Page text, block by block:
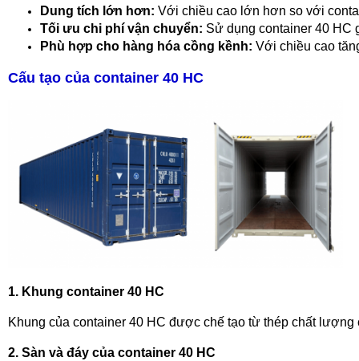
Dung tích lớn hơn: Với chiều cao lớn hơn so với
Tối ưu chi phí vận chuyển: Sử dụng container 40 HC
Phù hợp cho hàng hóa cồng kềnh: Với chiều cao
Cấu tạo của container 40 HC
1. Khung container 40 HC
Khung của container 40 HC được chế tạo từ thép chất
2. Sàn và đáy của container 40 HC